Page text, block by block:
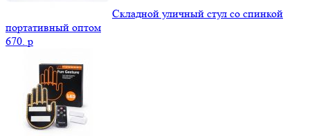
Складной уличный стул со спинкой
портативный оптом
670. p